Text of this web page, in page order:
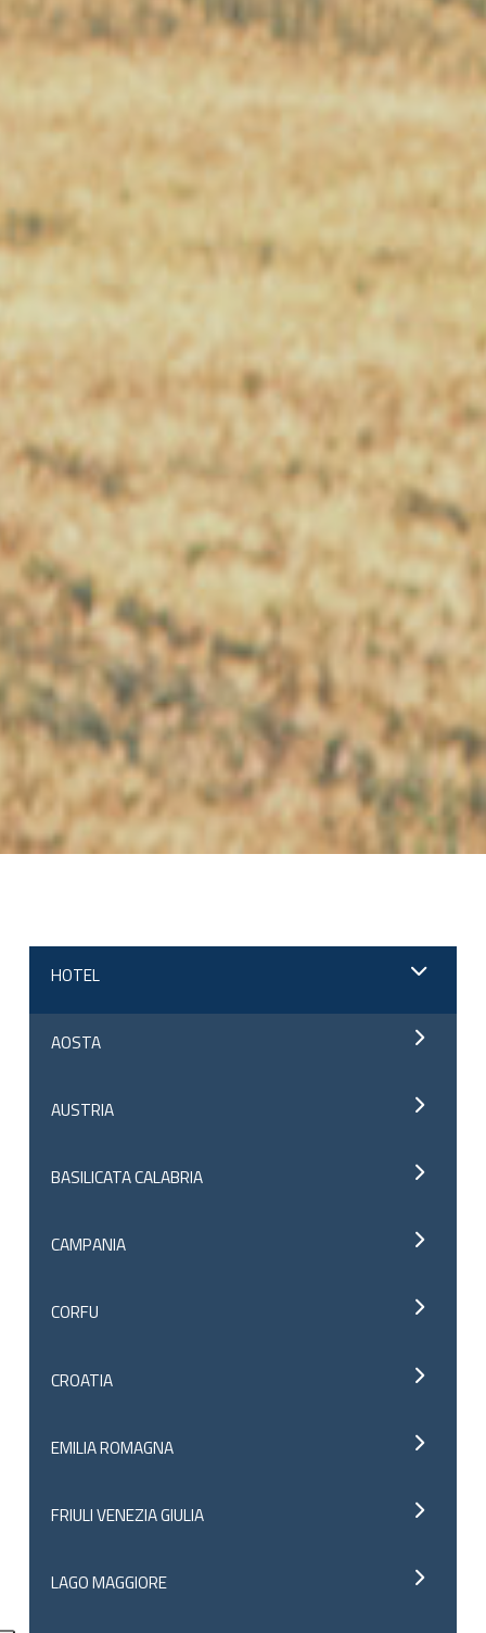
HOTEL
AOSTA
AUSTRIA
BASILICATA CALABRIA
CAMPANIA
CORFU
CROATIA
EMILIA ROMAGNA
FRIULI VENEZIA GIULIA
LAGO MAGGIORE